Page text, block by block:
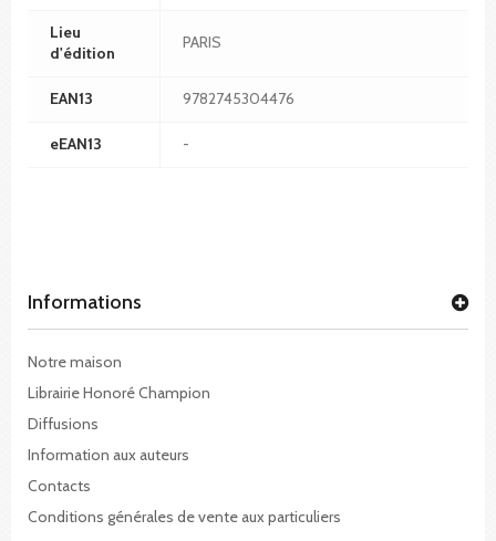
Lieu
d'édition
PARIS
EAN13 9782745304476
eEAN13 -
Informations
Notre maison
Librairie Honoré Champion
Diffusions
Information aux auteurs
Contacts
Conditions générales de vente aux particuliers